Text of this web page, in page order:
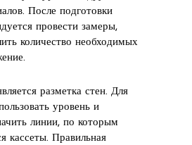
После подготовки
провести замеры,
количество необходимых
разметка стен. Для
уровень и
линии, по которым
кассеты. Правильная